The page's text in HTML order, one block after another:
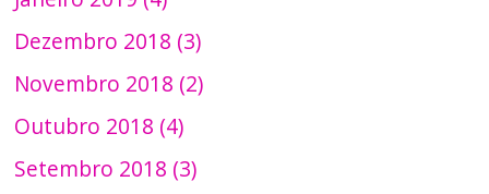
Dezembro 2018 (3)
Novembro 2018 (2)
Outubro 2018 (4)
Setembro 2018 (3)